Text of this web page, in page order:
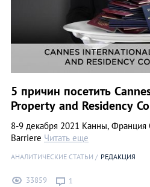
5 причин посетить
Property and Residency
8-9 декабря 2021 Канны,
Barriere Читать еще
АНАЛИТИЧЕСКИЕ СТАТЬИ РЕДАКЦИЯ
33859 1